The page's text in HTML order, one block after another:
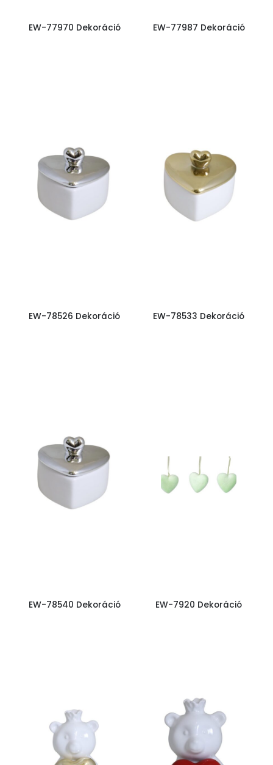
EW-77970 Dekoráció EW-77987 Dekoráció
EW-78526 Dekoráció EW-78533 Dekoráció
EW-78540 Dekoráció EW-7920 Dekoráció